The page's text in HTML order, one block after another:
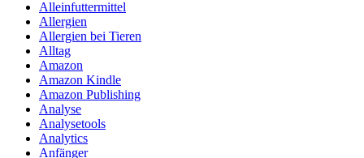
Alleinfuttermittel
Allergien
Allergien bei Tieren
Alltag
Amazon
Amazon Kindle
Amazon Publishing
Analyse
Analysetools
Analytics
Anfänger